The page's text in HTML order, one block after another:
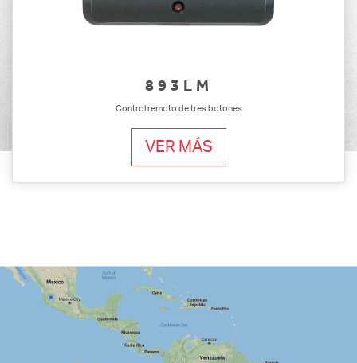
893LM
Control remoto de tres botones
VER MÁS